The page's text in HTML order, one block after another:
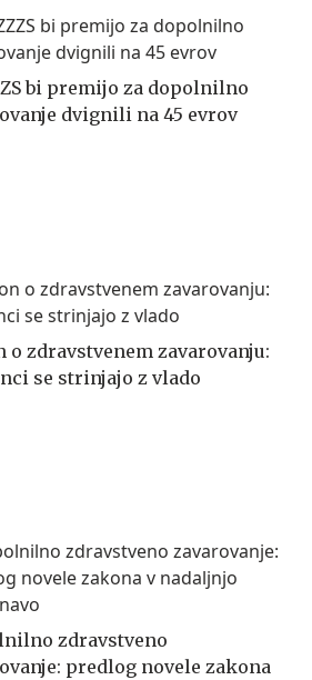
bi premijo za dopolnilno
dvignili na 45 evrov
o zdravstvenem zavarovanju:
se strinjajo z vlado
zdravstveno
predlog novele zakona